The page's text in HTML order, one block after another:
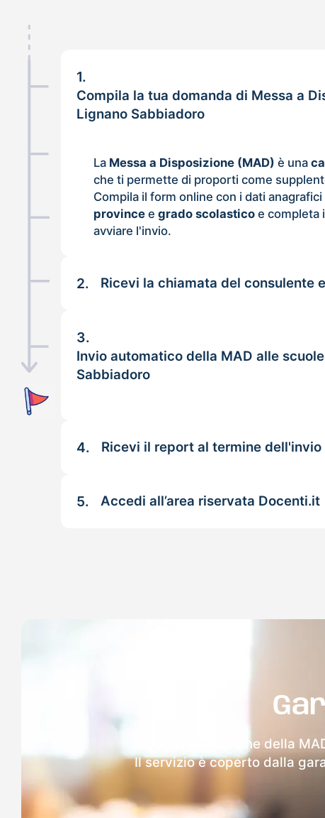
1.
Compila la tua domanda di Messa a
Lignano Sabbiadoro
La Messa a Disposizione (MAD) è una
che ti permette di proporti come
Compila il form online con i dati
province egrado scolastico e completa
avviare l'invio.
2. Ricevi la chiamata del consulente
3.
Invio automatico della MAD alle
Sabbiadoro
4. Ricevi il report al termine dell'invio
5. Accedi all’area riservata Docenti.it
Dopo l'invio online della
Il servizio è coperto dalla